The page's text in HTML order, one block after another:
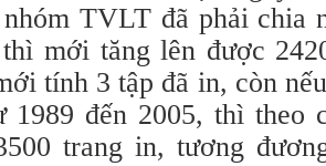
TVLT đã phải chia
mới tăng lên được
tính 3 tập đã in, còn
1989 đến 2005, thì theo
trang in, tương